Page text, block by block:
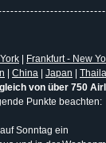
Frankfurt - New
China Japan
von über 750
Punkte beachten:
Sonntag ein